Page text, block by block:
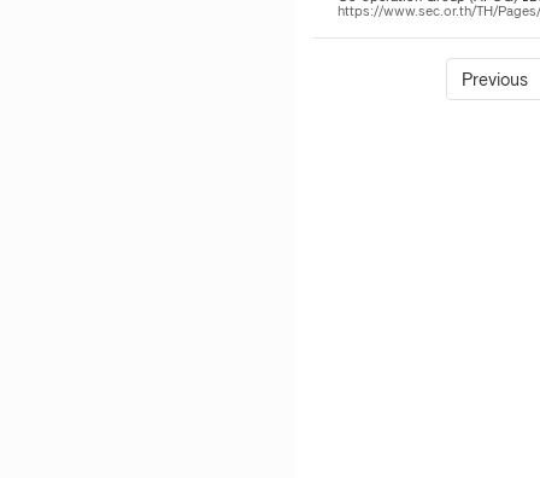
https://www.sec.or.th/TH/
Previous